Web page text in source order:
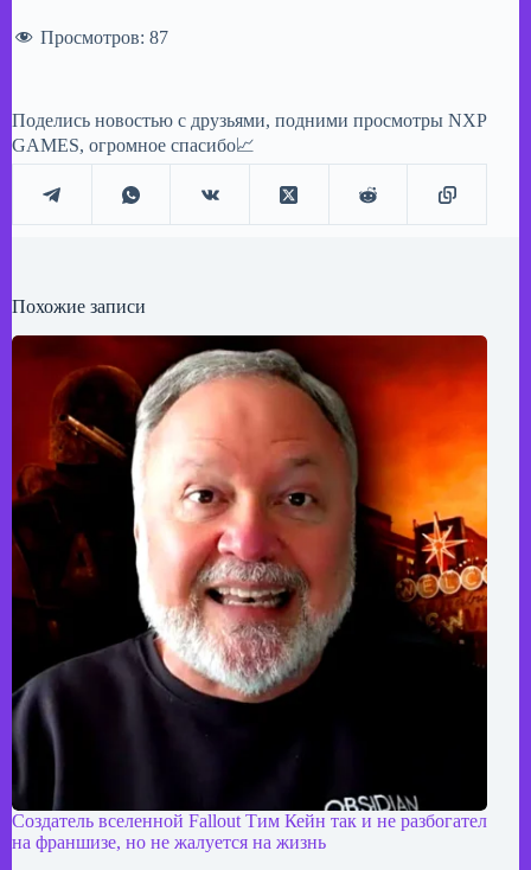
Просмотров: 87
Поделись новостью с друзьями, подними просмотры NXP
GAMES, огромное спасибо📈
Похожие записи
Создатель вселенной Fallout Тим Кейн так и не разбогател
на франшизе, но не жалуется на жизнь